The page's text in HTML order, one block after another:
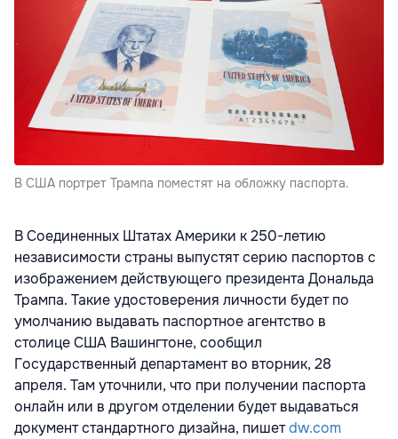
В США портрет Трампа поместят на обложку паспорта.
В Соединенных Штатах Америки к 250-летию
независимости страны выпустят серию паспортов с
изображением действующего президента Дональда
Трампа. Такие удостоверения личности будет по
умолчанию выдавать паспортное агентство в
столице США Вашингтоне, сообщил
Государственный департамент во вторник, 28
апреля. Там уточнили, что при получении паспорта
онлайн или в другом отделении будет выдаваться
документ стандартного дизайна, пишетdw.com